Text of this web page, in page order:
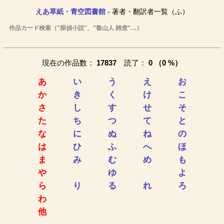
えあ草紙・青空図書館- 著者・翻訳者一覧（ふ）
作品カード検索（"探偵小説"、"魯山人 雑煮"…）
現在の作品数： 17837 読了： 0 （0 %）
あ い う え
お
か
き く け
こ
さ
し す せ
そ
た
ち つ て
と
な
に ぬ ね
の
は
ひ ふ へ
ほ
ま
み む め
も
や
ゆ
よ
ら
り る れ
ろ
わ
他